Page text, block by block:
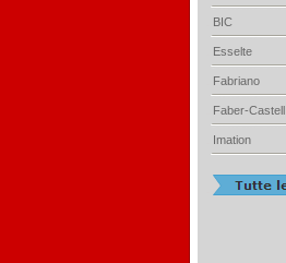
BIC
Esselte
Fabriano
Faber-Castell
Imation